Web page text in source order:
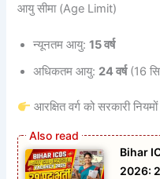
आयु सीमा (Age Limit)
न्यूनतम आयु:15 वर्ष
अधिकतम आयु: 24 वर्ष(16
आरक्षित वर्ग को सरकारी
Bihar
2026: